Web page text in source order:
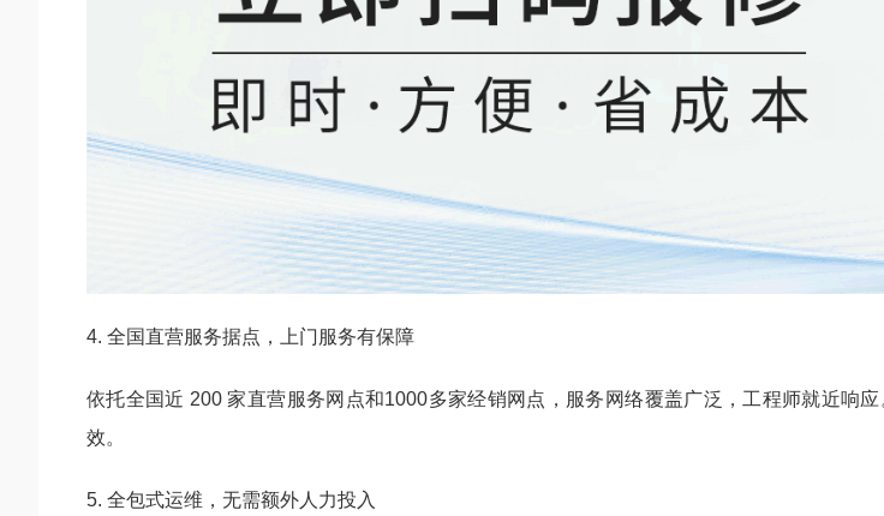
4. 全国直营服务据点，上门服务有保障
依托全国近 200 家直营服务网点和1000多家经销网点，服务网络覆盖广泛，工程师就近响
效。
5. 全包式运维，无需额外人力投入